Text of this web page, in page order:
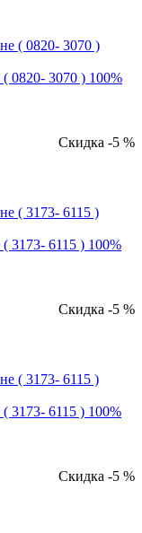
0820- 3070 ) 100%
Скидка -5 %
3173- 6115 ) 100%
Скидка -5 %
3173- 6115 ) 100%
Скидка -5 %